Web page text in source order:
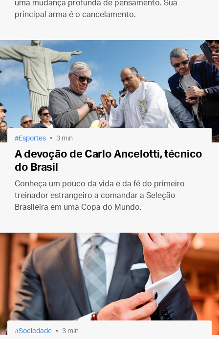
uma mudança profunda de pensamento. Sua
principal arma é o cancelamento.
Esportes 3 min
A devoção de Carlo Ancelotti, técnico
do Brasil
Conheça um pouco da vida e da fé do primeiro
treinador estrangeiro a comandar a Seleção
Brasileira em uma Copa do Mundo.
Sociedade 3 min